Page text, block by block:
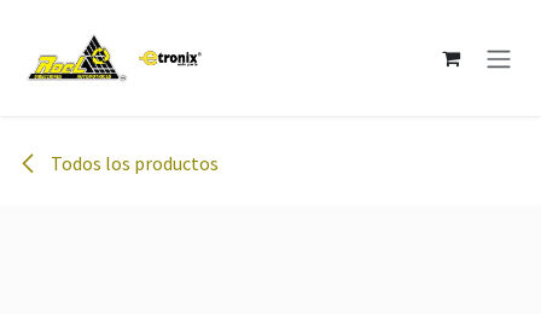
Todos los productos